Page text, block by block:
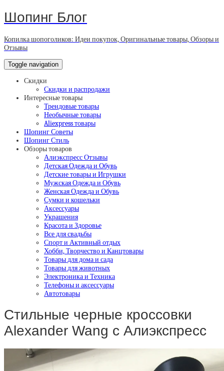
Шопинг Блог
Копилка шопоголиков: Идеи покупок, Оригинальные товары, Обзоры и
Отзывы
Toggle navigation
Скидки
Скидки и распродажи
Интересные товары
Трендовые товары
Необычные товары
Aliexpress товары
Шопинг Советы
Шопинг Стиль
Обзоры товаров
Алиэкспресс Отзывы
Детская Одежда и Обувь
Детские товары и Игрушки
Мужская Одежда и Обувь
Женская Одежда и Обувь
Сумки и кошельки
Аксессуары
Украшения
Красота и Здоровье
Все для свадьбы
Спорт и Активный отдых
Хобби, Творчество и Канцтовары
Товары для дома и сада
Товары для животных
Электроника и Техника
Телефоны и аксессуары
Автотовары
Стильные черные кроссовки
Alexander Wang с Алиэкспресс